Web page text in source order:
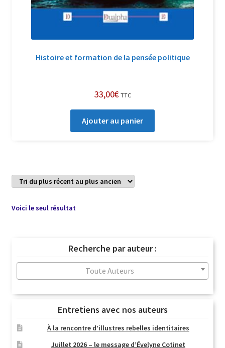
Histoire et formation de la pensée politique
33,00€ TTC
Ajouter au panier
Voici le seul résultat
Recherche par auteur :
Toute Auteurs
Entretiens avec nos auteurs
À la rencontre d’illustres rebelles identitaires
Juillet 2026 – le message d’Évelyne Cotinet